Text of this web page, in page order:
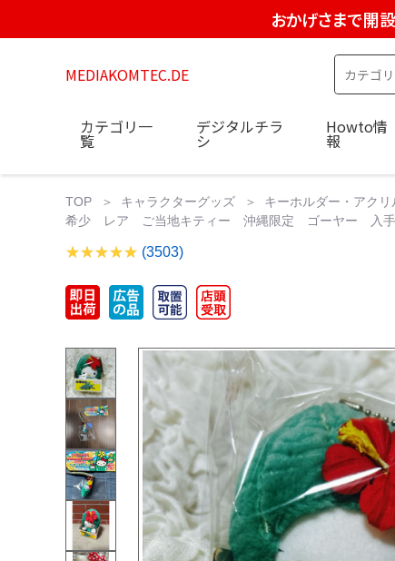
おかげさまで開
MEDIAKOMTEC.DE
カテゴリ一
覧
デジタルチラ
シ
Howto情
報
TOP キャラクターグッズ
キーホルダー・アク
希少 レア ご当地キティー 沖縄限定 ゴーヤー 入手困
(3503)